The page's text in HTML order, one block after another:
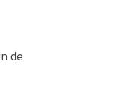
de